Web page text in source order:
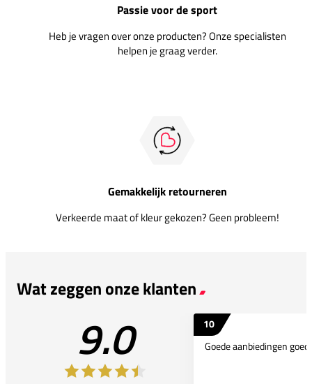
Passie voor de sport
Heb je vragen over onze producten? Onze specialisten
helpen je graag verder.
Gemakkelijk retourneren
Verkeerde maat of kleur gekozen? Geen probleem!
Wat zeggen onze klanten
9.0
10
Goede aanbiedingen